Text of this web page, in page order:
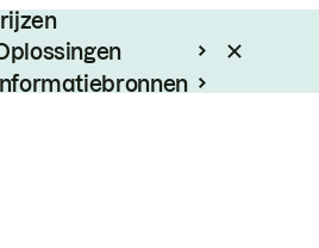
Informatiebronnen